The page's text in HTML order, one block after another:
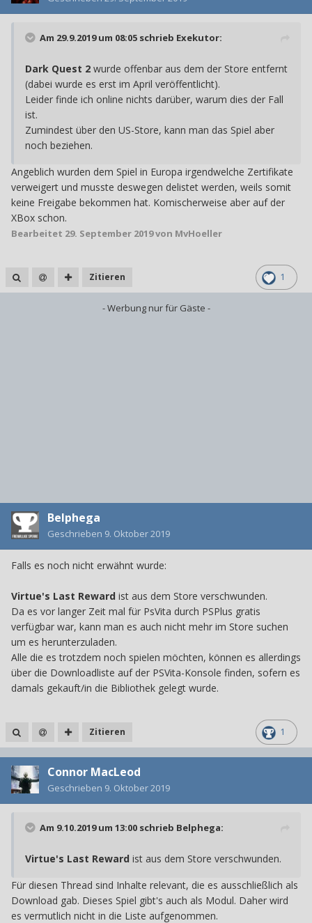
Am 29.9.2019 um 08:05 schrieb Exekutor:
Dark Quest 2 wurde offenbar aus dem der Store entfernt
(dabei wurde es erst im April veröffentlicht).
Leider finde ich online nichts darüber, warum dies der Fall
ist.
Zumindest über den US-Store, kann man das Spiel aber
noch beziehen.
Angeblich wurden dem Spiel in Europa irgendwelche Zertifikate
verweigert und musste deswegen delistet werden, weils somit
keine Freigabe bekommen hat. Komischerweise aber auf der
XBox schon.
Bearbeitet 29. September 2019von MvHoeller
1
Zitieren
- Werbung nur für Gäste -
Belphega
Geschrieben 9. Oktober 2019
Falls es noch nicht erwähnt wurde:
Virtue's Last Reward ist aus dem Store verschwunden.
Da es vor langer Zeit mal für PsVita durch PSPlus gratis
verfügbar war, kann man es auch nicht mehr im Store suchen
um es herunterzuladen.
Alle die es trotzdem noch spielen möchten, können es allerdings
über die Downloadliste auf der PSVita-Konsole finden, sofern es
damals gekauft/in die Bibliothek gelegt wurde.
1
Zitieren
Connor MacLeod
Geschrieben 9. Oktober 2019
Am 9.10.2019 um 13:00 schrieb Belphega:
Virtue's Last Reward ist aus dem Store verschwunden.
Für diesen Thread sind Inhalte relevant, die es ausschließlich als
Download gab. Dieses Spiel gibt's auch als Modul. Daher wird
es vermutlich nicht in die Liste aufgenommen.